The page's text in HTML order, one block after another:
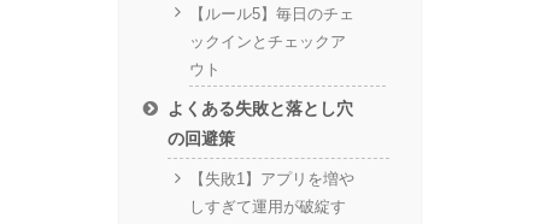
【ルール5】毎日のチェ
ックインとチェックア
ウト
よくある失敗と落とし穴
の回避策
【失敗1】アプリを増や
しすぎて運用が破綻す